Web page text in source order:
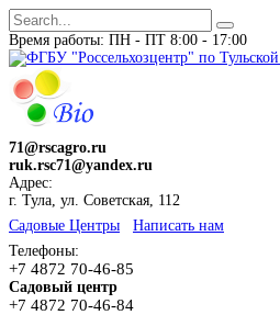
Время работы: ПН - ПТ 8:00 - 17:00
71@rscagro.ru
ruk.rsc71@yandex.ru
Адрес:
г. Тула, ул. Советская, 112
Cадовые Центры
Написать нам
Телефоны:
+7 4872 70-46-85
Садовый центр
+7 4872 70-46-84